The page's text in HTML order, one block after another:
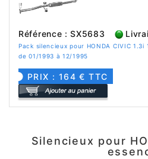
Référence : SX5683
Pack silencieux pour HONDA CIVIC 1.3i
de 01/1993 à 12/1995
PRIX : 164 € TTC
Silencieux pour